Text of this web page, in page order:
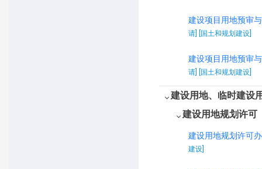
建设项目用地预审
请] [国土和规划建设]
建设项目用地预审
请] [国土和规划建设]
建设用地、临时建设
建设用地规划许可
建设用地规划许可
建设]